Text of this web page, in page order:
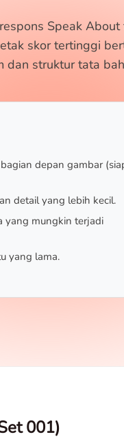
Speak
skor tertinggi
dan struktur tata
depan gambar
detail yang lebih kecil.
yang mungkin terjadi
yang lama.
001)